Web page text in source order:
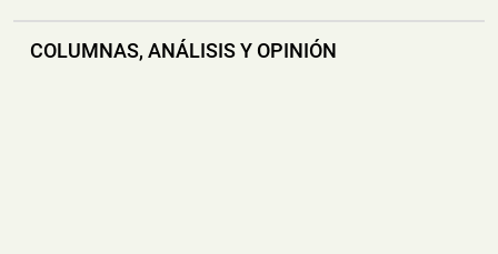
📅 4 ago 2026
COLUMNAS, ANÁLISIS Y OPINIÓN